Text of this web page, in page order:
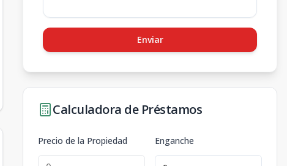
Enviar
Calculadora de Préstamos
Precio de la Propiedad Enganche